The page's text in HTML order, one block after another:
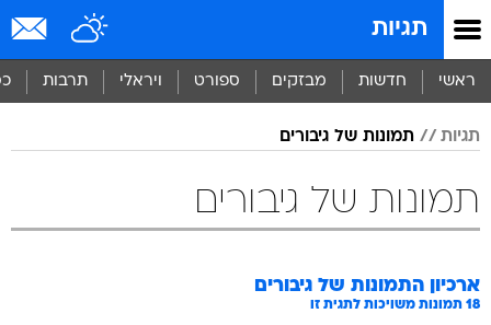
תגיות
ראשי חדשות מבזקים ספורט ויראלי תרבות
תגיות תמונות של גיבורים
תמונות של גיבורים
ארכיון התמונות של גיבורים
18 תמונות משויכות לתגית זו